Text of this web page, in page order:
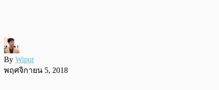
By Wiput
พฤศจิกายน 5, 2018